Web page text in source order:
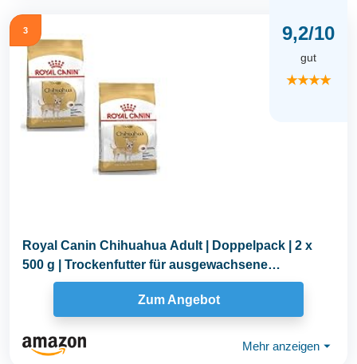
3 9,2/10
gut
★★★★
Royal Canin Chihuahua Adult | Doppelpack | 2 x
500 g | Trockenfutter für ausgewachsene
Chihuahuas...
Zum Angebot
Mehr anzeigen ⏷